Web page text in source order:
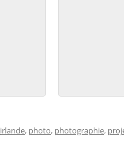
irlande, photo, photographie,